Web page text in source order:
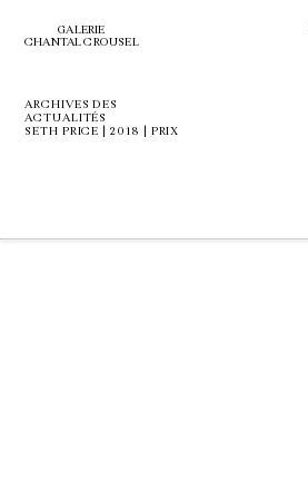
GALERIE
CHANTAL CROUSEL
ARCHIVES DES
ACTUALITÉS
SETH PRICE | 2018 | PRIX